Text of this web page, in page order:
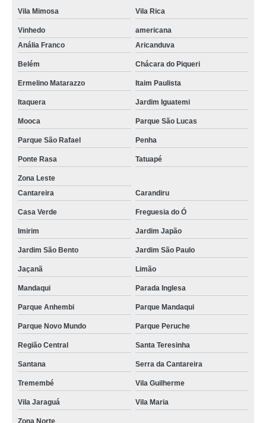
Vila Mimosa Vila Rica
Vinhedo
americana
Anália Franco
Aricanduva
Belém Chácara do Piqueri
Ermelino Matarazzo Itaim Paulista
Itaquera Jardim Iguatemi
Mooca Parque São Lucas
Parque São Rafael Penha
Ponte Rasa Tatuapé
Zona Leste
Cantareira
Carandiru
Casa Verde Freguesia do Ó
Imirim Jardim Japão
Jardim São Bento Jardim São Paulo
Jaçanã Limão
Mandaqui Parada Inglesa
Parque Anhembi Parque Mandaqui
Parque Novo Mundo Parque Peruche
Região Central Santa Teresinha
Santana Serra da Cantareira
Tremembé Vila Guilherme
Vila Jaraguá Vila Maria
Zona Norte